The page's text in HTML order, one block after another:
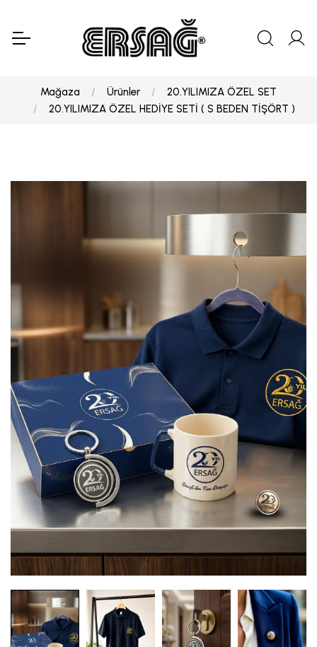
Mağaza Ürünler
20.YILIMIZA ÖZEL SET
20.YILIMIZA ÖZEL HEDİYE SETİ ( S BEDEN TİŞÖRT )